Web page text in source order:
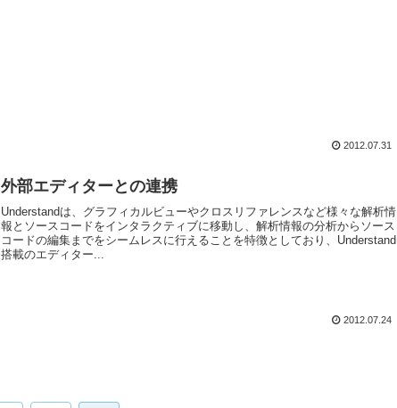
2012.07.31
外部エディターとの連携
Understandは、グラフィカルビューやクロスリファレンスなど様々な解析情
報とソースコードをインタラクティブに移動し、解析情報の分析からソース
コードの編集までをシームレスに行えることを特徴としており、Understand
搭載のエディター...
2012.07.24